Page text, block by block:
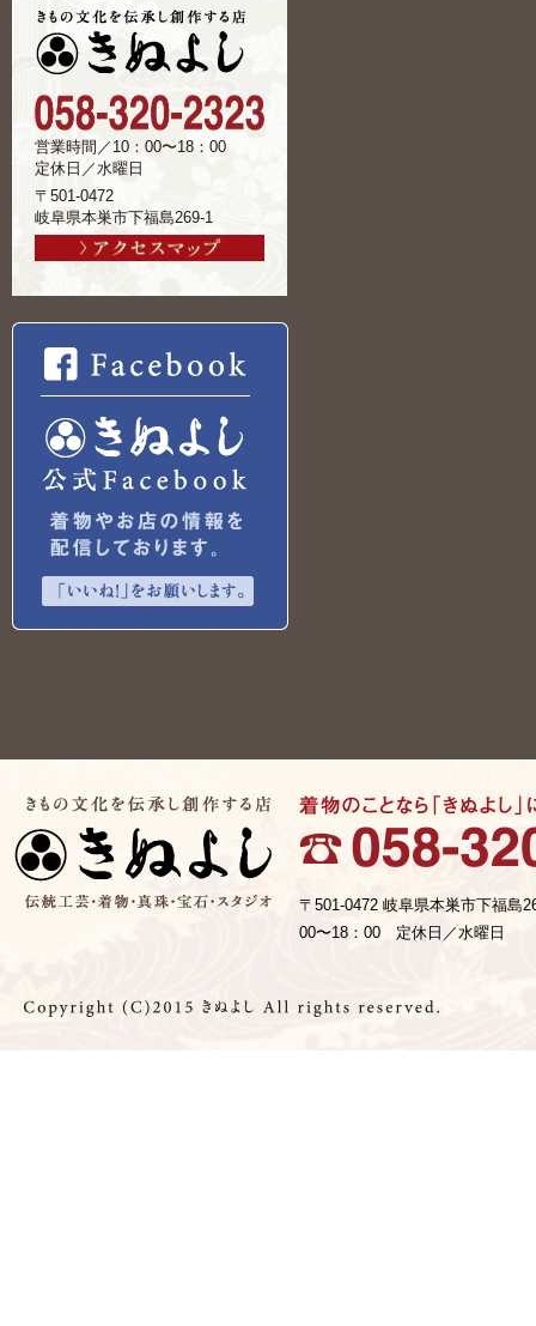
営業時間／10：00〜18：00
定休日／水曜日
〒501-0472
岐阜県本巣市下福島269-1
〒501-0472 岐阜県本巣市下福島
00〜18：00 定休日／水曜日